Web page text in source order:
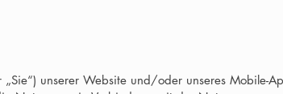
unserer Website und/oder unseres Mobile-